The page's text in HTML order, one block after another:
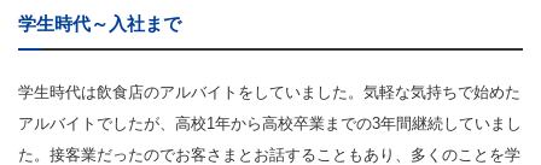
学生時代～入社まで
学生時代は飲食店のアルバイトをしていました。気軽な気持ちで始めた
アルバイトでしたが、高校1年から高校卒業までの3年間継続していまし
た。接客業だったのでお客さまとお話することもあり、多くのことを学